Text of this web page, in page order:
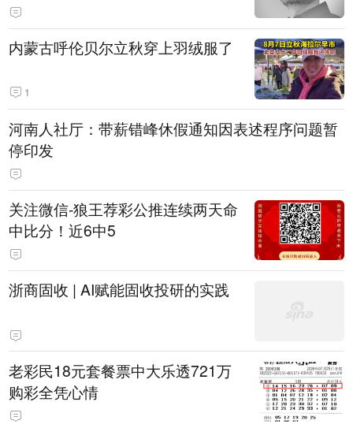
内蒙古呼伦贝尔立秋穿上羽绒服了
1
河南人社厅：带薪错峰休假通知因表述程序问题暂
停印发
关注微信-狼王荐彩公推连续两天命
中比分！近6中5
浙商固收 | AI赋能固收投研的实践
老彩民18元套餐票中大乐透721万
购彩全凭心情